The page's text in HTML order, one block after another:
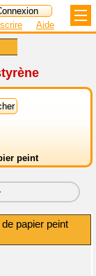
Aide
peint
de papier peint